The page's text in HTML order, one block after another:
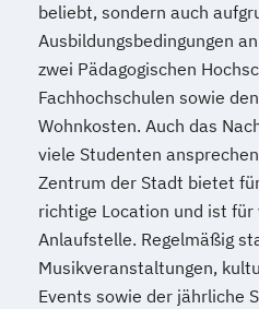
Kindheitspädagogik für
Kommunikationsdesign
Kultur- und
Logistikmanagement
Machine Learning (EN)
Management (DE/EN)
Marketing und digitale
Marketingmanagement
Master of Business
beliebt, sondern auch
Ausbildungsbedingungen
zwei Pädagogischen
Fachhochschulen sowie
Wohnkosten. Auch das
viele Studenten
Zentrum der Stadt bietet
richtige Location und ist
Anlaufstelle. Regelmäßig
Musikveranstaltungen,
Events sowie der jährliche